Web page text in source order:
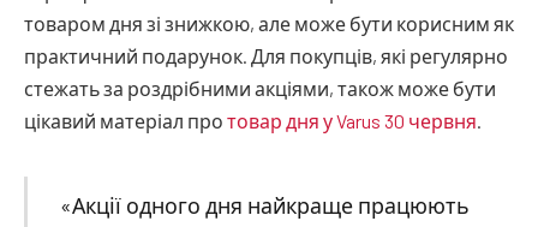
товаром дня зі знижкою, але може бути корисним як
практичний подарунок. Для покупців, які регулярно
стежать за роздрібними акціями, також може бути
цікавий матеріал про товар дня у Varus 30 червня.
«Акції одного дня найкраще працюють